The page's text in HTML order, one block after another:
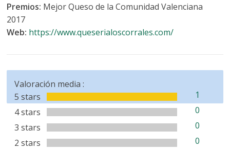
Premios: Mejor Queso de la Comunidad Valenciana
2017
Web: https://www.queserialoscorrales.com/
Valoración media :
5 stars
1
4 stars
0
3 stars
0
2 stars
0